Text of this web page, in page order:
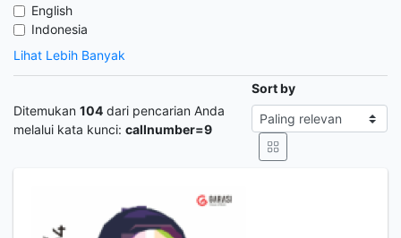
English
Indonesia
Lihat Lebih Banyak
Ditemukan 104 dari pencarian Anda
melalui kata kunci: callnumber=9
Sort by